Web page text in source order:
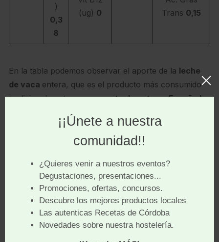
)
0,3
8
(ug) 0
Trans 0,15
En la tabla podemos observar el aporte de la leche
de vaca entera, que es el producto más consumido
tradicionalmente, aunqueactualmente en España la
leche semidesnatada casi duplica el consumo de la